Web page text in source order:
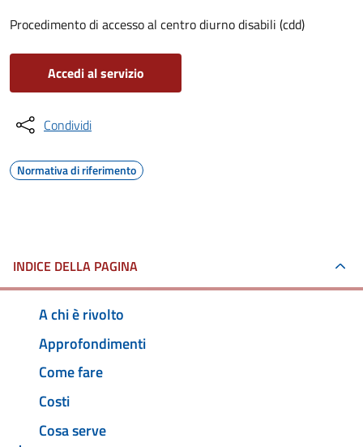
Procedimento di accesso al centro diurno disabili (cdd)
Accedi al servizio
Condividi
Normativa di riferimento
INDICE DELLA PAGINA
A chi è rivolto
Approfondimenti
Come fare
Costi
Cosa serve